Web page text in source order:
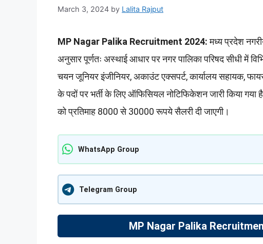
March 3, 2024 by Lalita Rajput
MP Nagar Palika Recruitment 2024:मध्य प्रदेश
अनुसार पूर्णतः अस्थाई आधार पर नगर पालिका परिषद सीधी में
चयन जूनियर इंजीनियर, अकाउंट एक्सपर्ट, कार्यालय सहायक,
के पदों पर भर्ती के लिए ऑफिसियल नोटिफिकेशन जारी किया गया
को प्रतिमाह 8000 से 30000 रूपये सैलरी दी जाएगी।
WhatsApp Group
Telegram Group
MP Nagar Palika